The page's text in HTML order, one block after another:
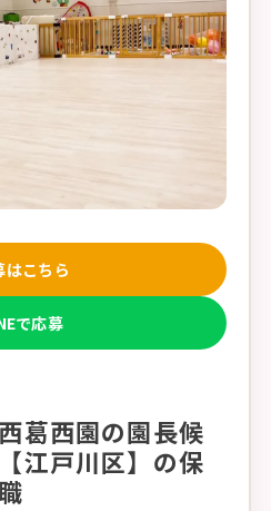
はこちら
で応募
葛西園の園長候
江戸川区】の保